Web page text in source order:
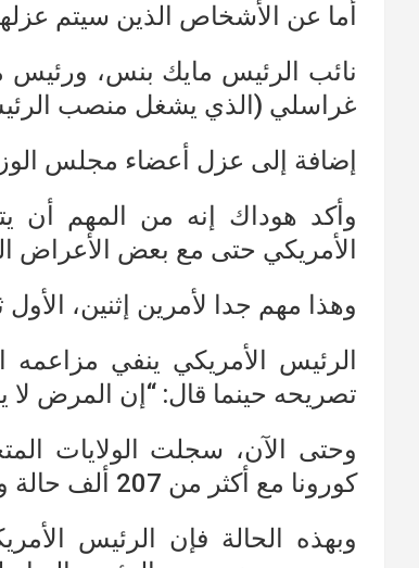
أما عن الأشخاص الذين سيتم
نائب الرئيس مايك بنس، ورئيس
غراسلي (الذي يشغل منصب
إضافة إلى عزل أعضاء مجلس
وأكد هوداك إنه من المهم أن
الأمريكي حتى مع بعض الأعراض
وهذا مهم جدا لأمرين إثنين،
الرئيس الأمريكي ينفي
تصريحه حينما قال: “إن المرض لا
كورونا مع أكثر من 207 ألف حالة وفاة.
وبهذه الحالة فإن الرئيس